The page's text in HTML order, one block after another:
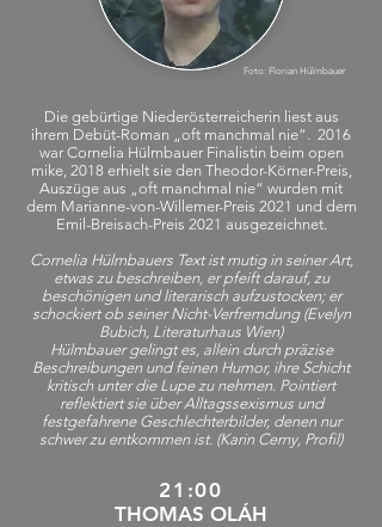
Foto: Florian Hülmbauer
Die gebürtige Niederösterreicherin liest aus
ihrem Debüt-Roman „oft manchmal nie“. 2016
war Cornelia Hülmbauer Finalistin beim open
mike, 2018 erhielt sie den Theodor-Körner-Preis,
Auszüge aus „oft manchmal nie“ wurden mit
dem Marianne-von-Willemer-Preis 2021 und dem
Emil-Breisach-Preis 2021 ausgezeichnet.
Cornelia Hülmbauers Text ist mutig in seiner Art,
etwas zu beschreiben, er pfeift darauf, zu
beschönigen und literarisch aufzustocken; er
schockiert ob seiner Nicht-Verfremdung (Evelyn
Bubich, Literaturhaus Wien)
Hülmbauer gelingt es, allein durch präzise
Beschreibungen und feinen Humor, ihre Schicht
kritisch unter die Lupe zu nehmen. Pointiert
reflektiert sie über Alltagssexismus und
festgefahrene Geschlechterbilder, denen nur
schwer zu entkommen ist. (Karin Cerny, Profil)
21:00
THOMAS OLÁH